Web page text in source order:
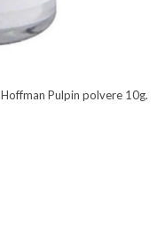
Hoffman Pulpin polvere 10g.